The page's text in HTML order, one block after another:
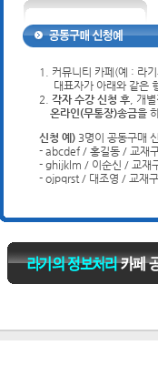
1. 커뮤니티 카페(예 : 라
대표자가 아래와 같은
2. 각자 수강 신청 후 , 개
온라인(무통장)송금을
신청 예) 3명이 공동구매
- abcdef / 홍길동 / 교재
- ghijklm / 이순신 / 교재
- ojpqrst / 대조영 / 교재